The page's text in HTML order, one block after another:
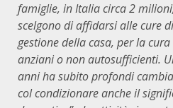
famiglie, in Italia circa 2
scelgono di affidarsi alle cure
gestione della casa, per la
anziani o non autosufficienti.
anni ha subito profondi
col condizionare anche il